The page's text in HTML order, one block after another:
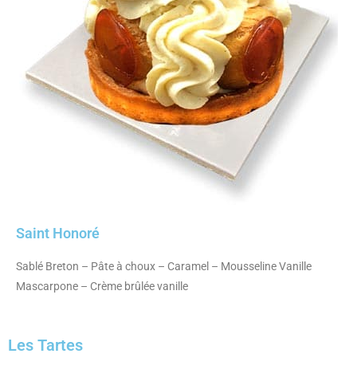
Saint Honoré
Sablé Breton – Pâte à choux – Caramel – Mousseline Vanille
Mascarpone – Crème brûlée vanille
Les Tartes